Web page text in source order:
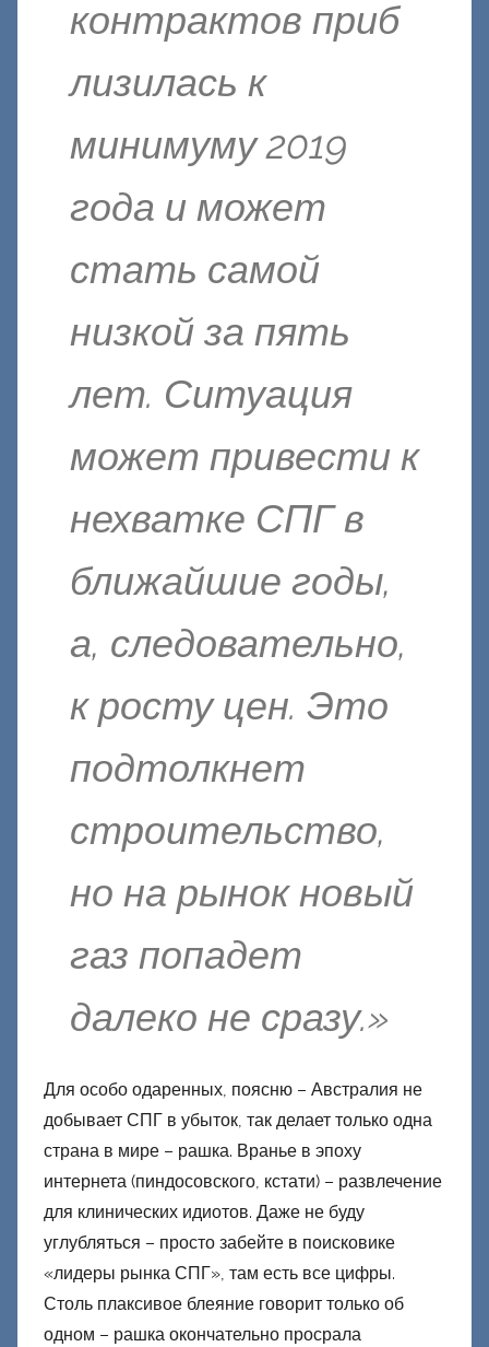
контрактов приб
лизилась к
минимуму 2019
года и может
стать самой
низкой за пять
лет. Ситуация
может привести к
нехватке СПГ в
ближайшие годы,
а, следовательно,
к росту цен. Это
подтолкнет
строительство,
но на рынок новый
газ попадет
далеко не сразу.»
Для особо одаренных, поясню – Австралия не
добывает СПГ в убыток, так делает только одна
страна в мире – рашка. Вранье в эпоху
интернета (пиндосовского, кстати) – развлечение
для клинических идиотов. Даже не буду
углубляться – просто забейте в поисковике
«лидеры рынка СПГ», там есть все цифры.
Столь плаксивое блеяние говорит только об
одном – рашка окончательно просрала